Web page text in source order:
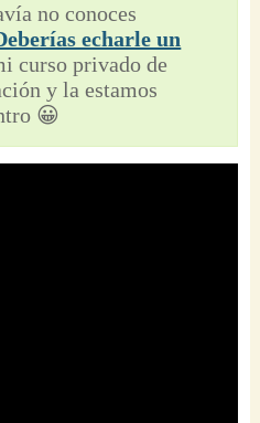
no conoces
echarle un
curso privado de
y la estamos
😀